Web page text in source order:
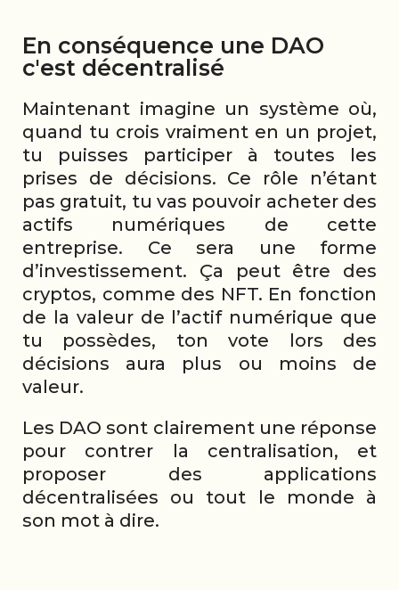
En conséquence une DAO
c'est décentralisé
Maintenant imagine un système où,
quand tu crois vraiment en un projet,
tu puisses participer à toutes les
prises de décisions. Ce rôle n’étant
pas gratuit, tu vas pouvoir acheter des
actifs numériques de cette
entreprise. Ce sera une forme
d’investissement. Ça peut être des
cryptos, comme des NFT. En fonction
de la valeur de l’actif numérique que
tu possèdes, ton vote lors des
décisions aura plus ou moins de
valeur.
Les DAO sont clairement une réponse
pour contrer la centralisation, et
proposer des applications
décentralisées ou tout le monde à
son mot à dire.